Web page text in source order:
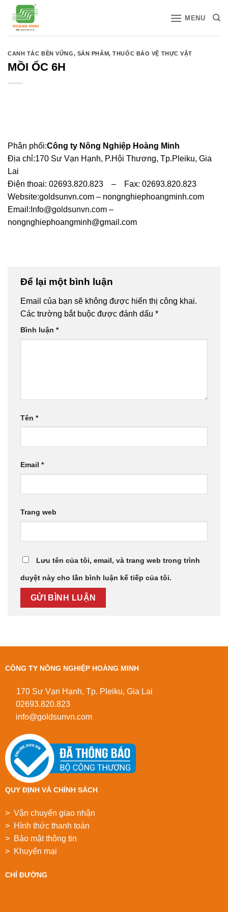
qua
MENU
CANH TÁC BỀN VỮNG, SẢN PHẨM,THUỐC BẢO VỆ THỰC VẬT
MỒI ỐC 6H
Phân phối:Công ty Nông Nghiệp Hoàng Minh
Địa chỉ:170 Sư Vạn Hạnh, P.Hội Thương, Tp.Pleiku, Gia
Lai
Điện thoai: 02693.820.823 – Fax: 02693.820.823
Website:goldsunvn.com – nongnghiephoangminh.com
Email: Info@goldsunvn.com –
nongnghiephoangminh@gmail.com
Để lại một bình luận
Email của bạn sẽ không được hiển thị công khai.
Các trường bắt buộc được đánh dấu *
Bình luận *
Tên *
Email *
Trang web
Lưu tên của tôi, email, và trang web trong trình
duyệt này cho lần bình luận kế tiếp của tôi.
CÔNG TY NÔNG NGHIỆP HOÀNG MINH
170 Sư Vạn Hạnh, Tp. Pleiku, Gia Lai
02693.820.823
info@goldsunvn.com
QUY ĐỊNH VÀ CHÍNH SÁCH
> Vận chuyển giao nhận
> Hình thức thanh toán
> Bảo mật thông tin
> Khuyển mại
CHỈ ĐƯỜNG